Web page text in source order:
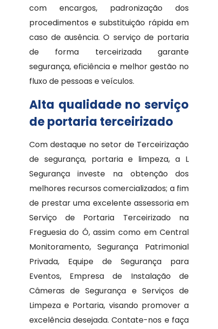
com encargos, padronização dos
procedimentos e substituição rápida em
caso de ausência. O serviço de portaria
de forma terceirizada garante
segurança, eficiência e melhor gestão no
fluxo de pessoas e veículos.
Alta qualidade no serviço
de portaria terceirizado
Com destaque no setor de Terceirização
de segurança, portaria e limpeza, a L
Segurança investe na obtenção dos
melhores recursos comercializados; a fim
de prestar uma excelente assessoria em
Serviço de Portaria Terceirizado na
Freguesia do Ó, assim como em Central
Monitoramento, Segurança Patrimonial
Privada, Equipe de Segurança para
Eventos, Empresa de Instalação de
Câmeras de Segurança e Serviços de
Limpeza e Portaria, visando promover a
excelência desejada. Contate-nos e faça